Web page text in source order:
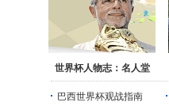
世界杯人物志：名人堂
巴西世界杯观战指南